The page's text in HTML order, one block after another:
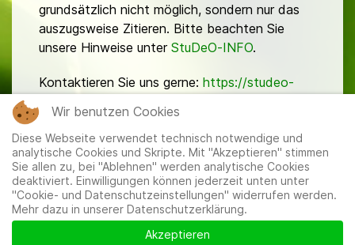
grundsätzlich nicht möglich, sondern nur das
auszugsweise Zitieren. Bitte beachten Sie
unsere Hinweise unter StuDeO-INFO.
Kontaktieren Sie uns gerne: https://studeo-
Mitglieder|Impressum|Datenschutzerklärung|Cookie-
und Datenschutzeinstellungen
Wir benutzen Cookies
Diese Webseite verwendet technisch notwendige und
analytische Cookies und Skripte. Mit "Akzeptieren" stimmen
Sie allen zu, bei "Ablehnen" werden analytische Cookies
deaktiviert. Einwilligungen können jederzeit unten unter
"Cookie- und Datenschutzeinstellungen" widerrufen werden.
Mehr dazu in unserer Datenschutzerklärung.
Akzeptieren